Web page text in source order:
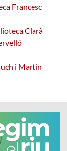
Francesc
Clarà
i Martín